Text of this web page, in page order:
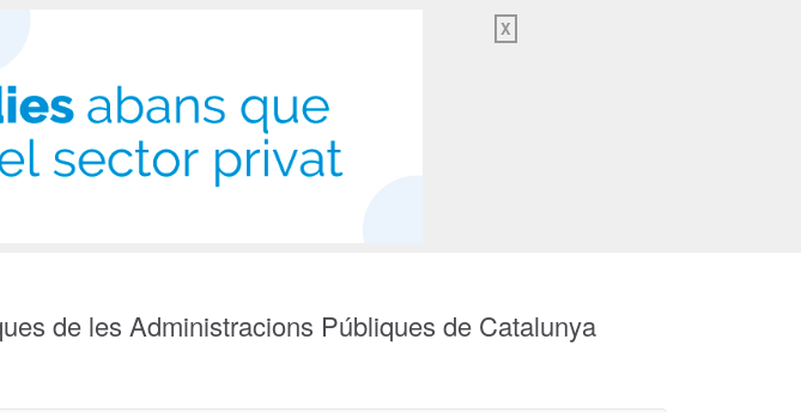
X
de les Administracions Públiques de Catalunya